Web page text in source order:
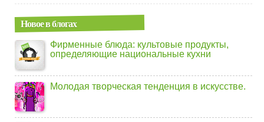
Новое в блогах
Фирменные блюда: культовые продукты,
определяющие национальные кухни
Молодая творческая тенденция в искусстве.